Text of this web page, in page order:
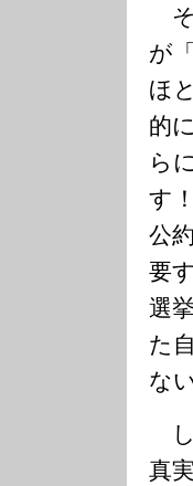
そ
が
ほ
的
ら
す
公
要
選
た
な
し
真